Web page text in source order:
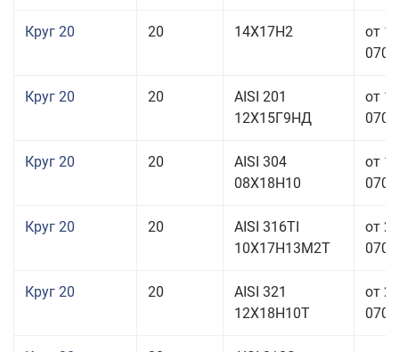
Круг 20 20 14Х17Н2
от
Круг 20 20
AISI 201
12Х15Г9НД
от
Круг 20 20
AISI 304
08Х18Н10
от
Круг 20 20
AISI 316TI
10Х17Н13М2Т
от
Круг 20 20
AISI 321
12Х18Н10Т
от